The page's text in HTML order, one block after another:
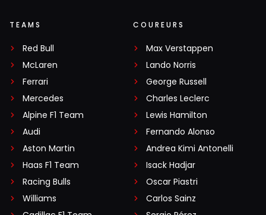
TEAMS
Red Bull
McLaren
Ferrari
Mercedes
Alpine F1 Team
Audi
Aston Martin
Haas F1 Team
Racing Bulls
Williams
COUREURS
Max Verstappen
Lando Norris
George Russell
Charles Leclerc
Lewis Hamilton
Fernando Alonso
Andrea Kimi Antonelli
Isack Hadjar
Oscar Piastri
Carlos Sainz